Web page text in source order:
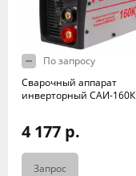
По запросу
Сварочный аппарат
инверторный САИ-160К
4 177 р.
Запрос